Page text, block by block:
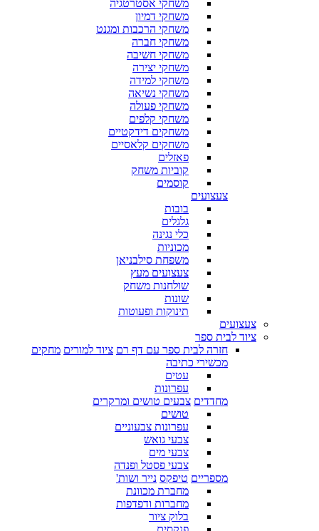
משחקי אסטרטגיה
משחקי דמיון
משחקי הרכבות ומגנט
משחקי חברה
משחקי חשיבה
משחקי יצירה
משחקי למידה
משחקי נשיאה
משחקי פעולה
משחקי קלפים
משחקים דידקטיים
משחקים קלאסיים
פאזלים
קוביות משחק
קוסמים
צעצועים
בובות
גלגלים
כלי נגינה
מכוניות
משפחת סילבניאן
צעצועים מעץ
שולחנות משחק
שונות
תינוקות ופעוטות
צעצועים
ציוד לבית ספר
חזרה לבית ספר עם דף רם ציוד למורים מחקים
מכשירי כתיבה
עטים
עפרונות
מחדדים צבעים טושים ומרקרים
טושים
עפרונות צבעוניים
צבעי גואש
צבעי מים
צבעי פסטל ופנדה
מספריים טיפקס נייר ושות'
מחברת מכוונת
מחברות ודפדפות
בלוק ציור